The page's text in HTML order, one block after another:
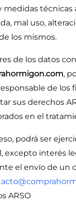
medidas técnicas
mal uso,
los mismos.
de los datos
,
de los
sus derechos
en el
podrá ser
excepto interés
el envío de un
ARSO